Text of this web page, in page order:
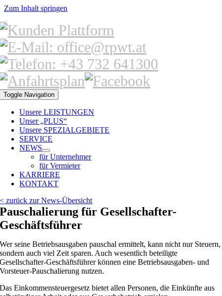
Zum Inhalt springen
Toggle Navigation
Unsere LEISTUNGEN
Unser „PLUS“
Unsere SPEZIALGEBIETE
SERVICE
NEWS
für Unternehmer
für Vermieter
KARRIERE
KONTAKT
< zurück zur News-Übersicht
Pauschalierung für Gesellschafter-
Geschäftsführer
Wer seine Betriebsausgaben pauschal ermittelt, kann nicht nur Steuern,
sondern auch viel Zeit sparen. Auch wesentlich beteiligte
Gesellschafter-Geschäftsführer können eine Betriebsausgaben- und
Vorsteuer-Pauschalierung nutzen.
Das Einkommensteuergesetz bietet allen Personen, die Einkünfte aus